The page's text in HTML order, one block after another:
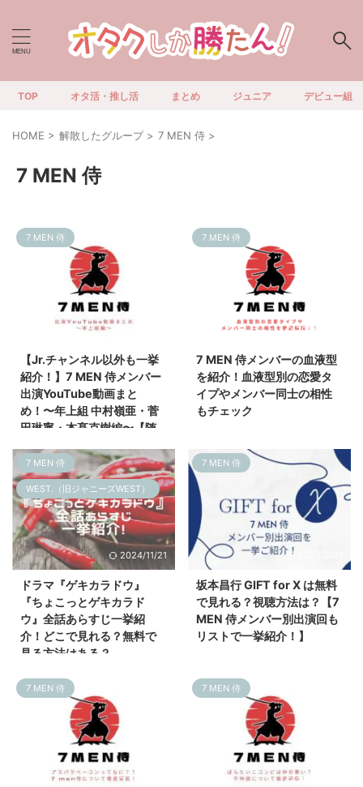
TOP オタ活・推し活 まとめ ジュニア デビュー組
HOME > 解散したグループ > 7 MEN 侍 >
7 MEN 侍
7 MEN 侍
【Jr.チャンネル以外も一挙
紹介！】7 MEN 侍メンバー
出演YouTube動画まと
め！〜年上組 中村嶺亜・菅
田琳寧・本髙克樹編〜【随
7 MEN 侍
2024/11/19
7 MEN 侍メンバーの血液型
を紹介！血液型別の恋愛タ
イプやメンバー同士の相性
もチェック
7 MEN 侍
WEST.（旧ジャニーズWEST）
2024/11/21
ドラマ『ゲキカラドウ』
『ちょこっとゲキカラド
ウ』全話あらすじ一挙紹
介！どこで見れる？無料で
見る方法はある？
7 MEN 侍
坂本昌行 GIFT for X は無料
で見れる？視聴方法は？【7
MEN 侍メンバー別出演回も
リストで一挙紹介！】
7 MEN 侍
2025/1/3
7 MEN 侍
2024/11/19